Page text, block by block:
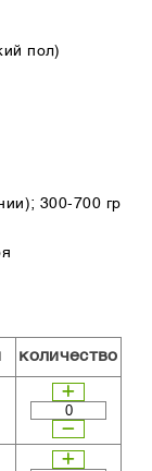
пол)
300-700 гр
количество